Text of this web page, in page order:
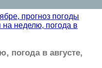
прогноз погоды
на неделю, погода в
погода в августе,